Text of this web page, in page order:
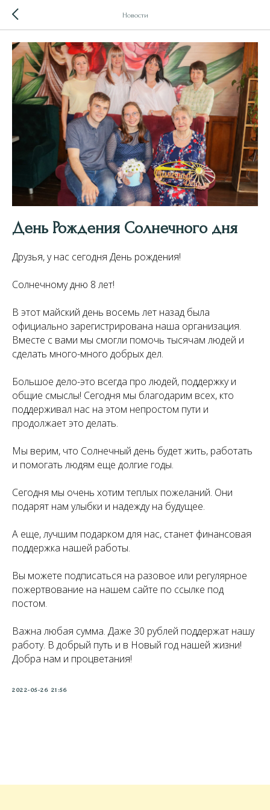
Новости
День Рождения Солнечного дня
Друзья, у нас сегодня День рождения!
Солнечному дню 8 лет!
В этот майский день восемь лет назад была
официально зарегистрирована наша организация.
Вместе с вами мы смогли помочь тысячам людей и
сделать много-много добрых дел.
Большое дело-это всегда про людей, поддержку и
общие смыслы! Сегодня мы благодарим всех, кто
поддерживал нас на этом непростом пути и
продолжает это делать.
Мы верим, что Солнечный день будет жить, работать
и помогать людям еще долгие годы.
Сегодня мы очень хотим теплых пожеланий. Они
подарят нам улыбки и надежду на будущее.
А еще, лучшим подарком для нас, станет финансовая
поддержка нашей работы.
Вы можете подписаться на разовое или регулярное
пожертвование на нашем сайте по ссылке под
постом.
Важна любая сумма. Даже 30 рублей поддержат нашу
работу. В добрый путь и в Новый год нашей жизни!
Добра нам и процветания!
2022-05-26 21:56